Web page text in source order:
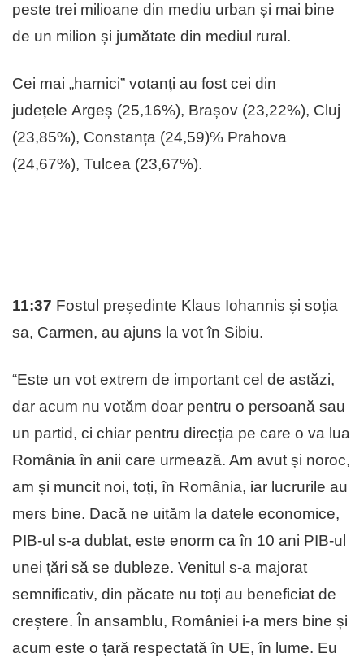
peste trei milioane din mediu urban și mai bine
de un milion și jumătate din mediul rural.
Cei mai „harnici” votanți au fost cei din
județele Argeș (25,16%), Brașov (23,22%), Cluj
(23,85%), Constanța (24,59)% Prahova
(24,67%), Tulcea (23,67%).
11:37 Fostul președinte Klaus Iohannis și soția
sa, Carmen, au ajuns la vot în Sibiu.
“Este un vot extrem de important cel de astăzi,
dar acum nu votăm doar pentru o persoană sau
un partid, ci chiar pentru direcția pe care o va lua
România în anii care urmează. Am avut și noroc,
am și muncit noi, toți, în România, iar lucrurile au
mers bine. Dacă ne uităm la datele economice,
PIB-ul s-a dublat, este enorm ca în 10 ani PIB-ul
unei țări să se dubleze. Venitul s-a majorat
semnificativ, din păcate nu toți au beneficiat de
creștere. În ansamblu, României i-a mers bine și
acum este o țară respectată în UE, în lume. Eu